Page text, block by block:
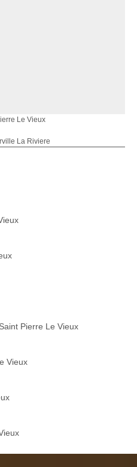
Le Vieux
La Riviere
Pierre Le Vieux
Vieux